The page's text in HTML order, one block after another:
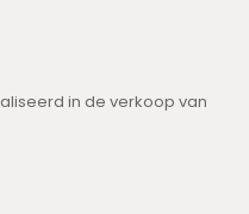
in de verkoop van